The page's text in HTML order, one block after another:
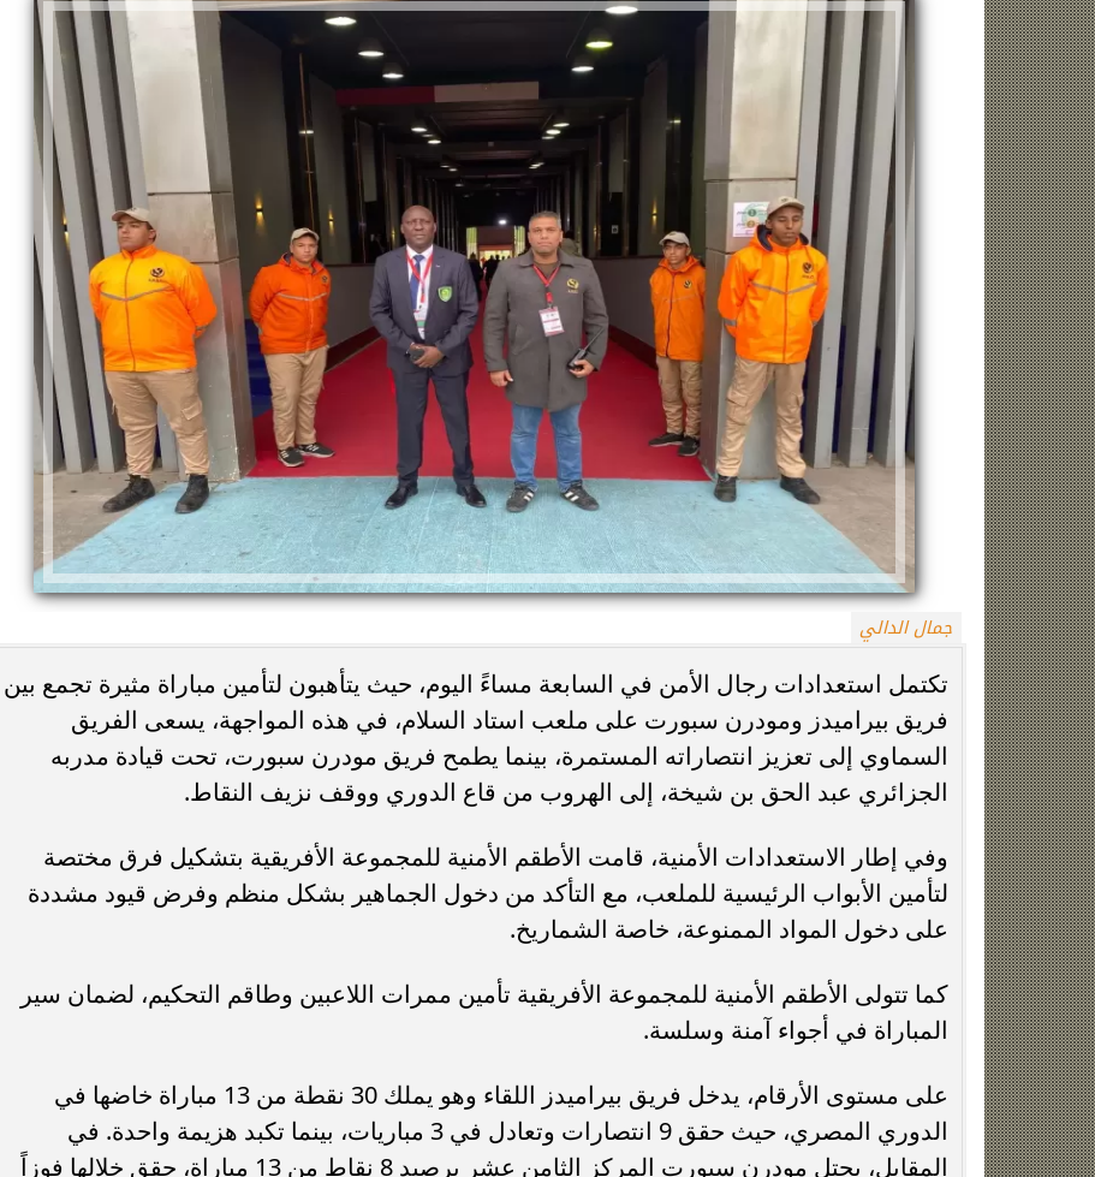
جمال الدالي
تكتمل استعدادات رجال الأمن في السابعة مساءً اليوم، حيث يتأهبون لتأمين مباراة مثيرة تجمع بين
فريق بيراميدز ومودرن سبورت على ملعب استاد السلام، في هذه المواجهة، يسعى الفريق
السماوي إلى تعزيز انتصاراته المستمرة، بينما يطمح فريق مودرن سبورت، تحت قيادة مدربه
الجزائري عبد الحق بن شيخة، إلى الهروب من قاع الدوري ووقف نزيف النقاط.
وفي إطار الاستعدادات الأمنية، قامت الأطقم الأمنية للمجموعة الأفريقية بتشكيل فرق مختصة
لتأمين الأبواب الرئيسية للملعب، مع التأكد من دخول الجماهير بشكل منظم وفرض قيود مشددة
على دخول المواد الممنوعة، خاصة الشماريخ.
كما تتولى الأطقم الأمنية للمجموعة الأفريقية تأمين ممرات اللاعبين وطاقم التحكيم، لضمان سير
المباراة في أجواء آمنة وسلسة.
على مستوى الأرقام، يدخل فريق بيراميدز اللقاء وهو يملك 30 نقطة من 13 مباراة خاضها في
الدوري المصري، حيث حقق 9 انتصارات وتعادل في 3 مباريات، بينما تكبد هزيمة واحدة. في
المقابل، يحتل مودرن سبورت المركز الثامن عشر برصيد 8 نقاط من 13 مباراة، حقق خلالها فوزاً
زينة عمرو تتوج بجائزة الأفضل بعد تأهل مصر
التاريخي لنصف نهائي مونديال...
السيسي يدعم ناشئات مصر لكرة اليد بعد
خطوبة ملك قورة ويوسف عثمان.. احتفال